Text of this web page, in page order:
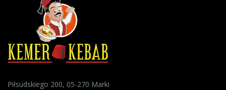
Piłsudskiego 200, 05-270 Marki